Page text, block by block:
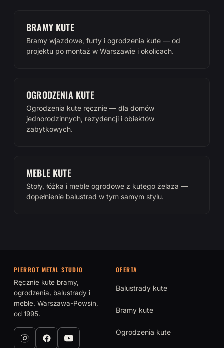
BRAMY KUTE
Bramy wjazdowe, furty i ogrodzenia kute — od
projektu po montaż w Warszawie i okolicach.
OGRODZENIA KUTE
Ogrodzenia kute ręcznie — dla domów
jednorodzinnych, rezydencji i obiektów
zabytkowych.
MEBLE KUTE
Stoły, łóżka i meble ogrodowe z kutego żelaza —
dopełnienie balustrad w tym samym stylu.
PIERROT METAL STUDIO
Ręcznie kute bramy,
ogrodzenia, balustrady i
meble. Warszawa-Powsin,
od 1995.
OFERTA
Balustrady kute
Bramy kute
Ogrodzenia kute